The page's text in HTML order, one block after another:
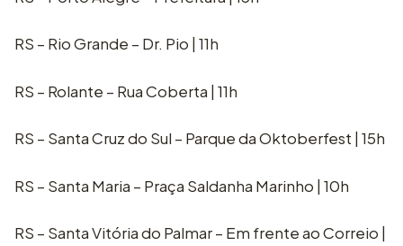
RS – Rio Grande – Dr. Pio | 11h
RS – Rolante – Rua Coberta | 11h
RS – Santa Cruz do Sul – Parque da Oktoberfest | 15h
RS – Santa Maria – Praça Saldanha Marinho | 10h
RS – Santa Vitória do Palmar – Em frente ao Correio |